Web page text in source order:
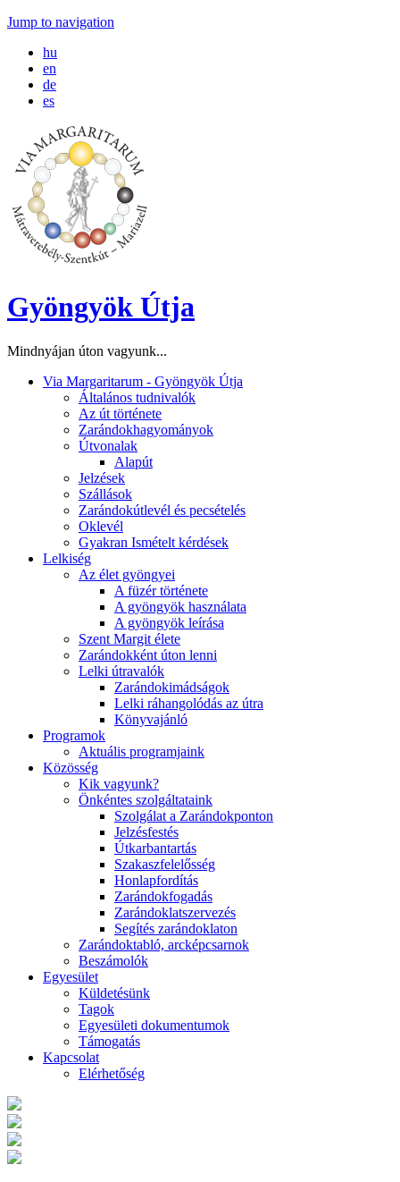
Jump to navigation
hu
en
de
es
Gyöngyök Útja
Mindnyájan úton vagyunk...
Via Margaritarum - Gyöngyök Útja
Általános tudnivalók
Az út története
Zarándokhagyományok
Útvonalak
Alapút
Jelzések
Szállások
Zarándokútlevél és pecsételés
Oklevél
Gyakran Ismételt kérdések
Lelkiség
Az élet gyöngyei
A füzér története
A gyöngyök használata
A gyöngyök leírása
Szent Margit élete
Zarándokként úton lenni
Lelki útravalók
Zarándokimádságok
Lelki ráhangolódás az útra
Könyvajánló
Programok
Aktuális programjaink
Közösség
Kik vagyunk?
Önkéntes szolgáltataink
Szolgálat a Zarándokponton
Jelzésfestés
Útkarbantartás
Szakaszfelelősség
Honlapfordítás
Zarándokfogadás
Zarándoklatszervezés
Segítés zarándoklaton
Zarándoktabló, arcképcsarnok
Beszámolók
Egyesület
Küldetésünk
Tagok
Egyesületi dokumentumok
Támogatás
Kapcsolat
Elérhetőség